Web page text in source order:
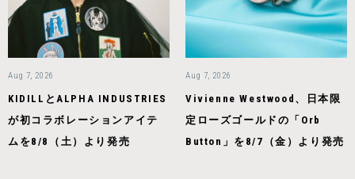
Aug 7, 2026
KIDILLとALPHA INDUSTRIES
が初コラボレーションアイテ
ムを8/8（土）より発売
Aug 7, 2026
Vivienne Westwood、日本限
定ローズゴールドの「Orb
Button」を8/7（金）より発売